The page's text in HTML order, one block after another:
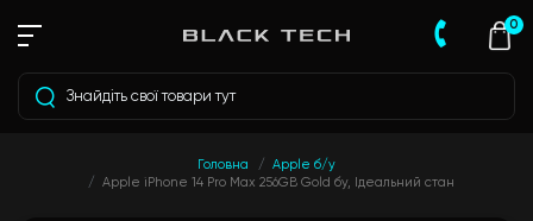
0
Головна
Apple б/у
Apple iPhone 14 Pro Max 256GB Gold бу, Ідеальний стан